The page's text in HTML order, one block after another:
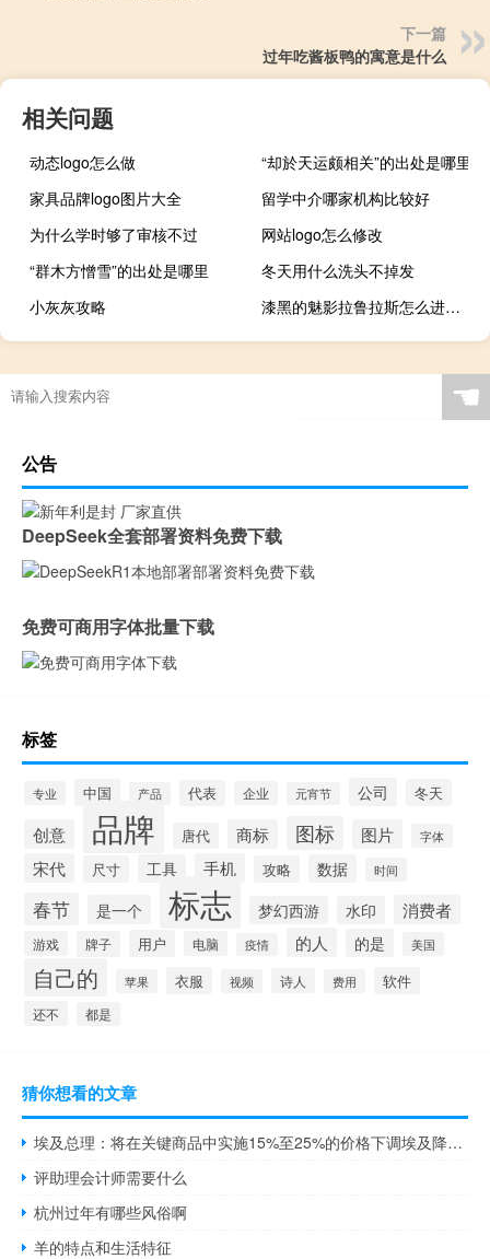
下一篇
过年吃酱板鸭的寓意是什么
相关问题
动态logo怎么做
“却於天运颇相关”的出处是哪里
家具品牌logo图片大全
留学中介哪家机构比较好
为什么学时够了审核不过
网站logo怎么修改
“群木方憎雪”的出处是哪里
冬天用什么洗头不掉发
小灰灰攻略
漆黑的魅影拉鲁拉斯怎么进化艾路雷朵
☚
公告
DeepSeek全套部署资料免费下载
免费可商用字体批量下载
标签
专业 中国 产品 代表 企业 元宵节 公司 冬天
创意 品牌 唐代 商标 图标 图片 字体
宋代 尺寸 工具 手机 攻略 数据 时间
春节 是一个 标志 梦幻西游 水印 消费者
游戏 牌子 用户 电脑 疫情 的人 的是 美国
自己的 苹果 衣服 视频 诗人 费用 软件
还不 都是
猜你想看的文章
埃及总理：将在关键商品中实施15%至25%的价格下调埃及降价措施将从周六开始生效降价将至少持续6个月
评助理会计师需要什么
杭州过年有哪些风俗啊
羊的特点和生活特征